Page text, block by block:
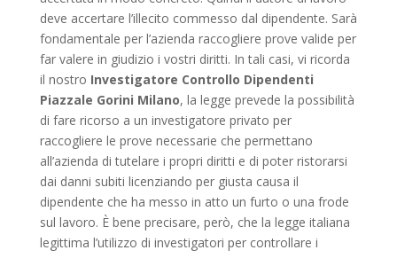
deve accertare l’illecito commesso dal dipendente. Sarà
fondamentale per l’azienda raccogliere prove valide per
far valere in giudizio i vostri diritti. In tali casi, vi ricorda
il nostro Investigatore Controllo Dipendenti
Piazzale Gorini Milano, la legge prevede la possibilità
di fare ricorso a un investigatore privato per
raccogliere le prove necessarie che permettano
all’azienda di tutelare i propri diritti e di poter ristorarsi
dai danni subiti licenziando per giusta causa il
dipendente che ha messo in atto un furto o una frode
sul lavoro. È bene precisare, però, che la legge italiana
legittima l’utilizzo di investigatori per controllare i